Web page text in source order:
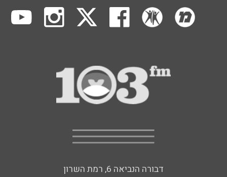
דבורה הנביאה 6, רמת השרון